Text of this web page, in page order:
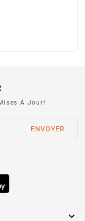
À Jour!
